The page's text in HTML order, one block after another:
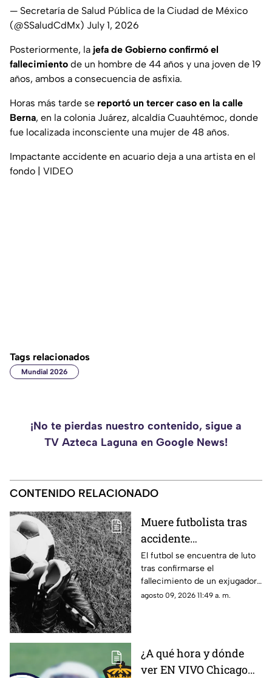
— Secretaría de Salud Pública de la Ciudad de México
(@SSaludCdMx) July 1, 2026
Posteriormente, la jefa de Gobierno confirmó el
fallecimiento de un hombre de 44 años y una joven de 19
años, ambos a consecuencia de asfixia.
Horas más tarde se reportó un tercer caso en la calle
Berna, en la colonia Juárez, alcaldía Cuauhtémoc, donde
fue localizada inconsciente una mujer de 48 años.
Impactante accidente en acuario deja a una artista en el
fondo | VIDEO
Tags relacionados
Mundial 2026
¡No te pierdas nuestro contenido, sigue a
TV Azteca Laguna en Google News!
CONTENIDO RELACIONADO
Muere futbolista tras
accidente
automovilístico junto a
su esposa
El futbol se encuentra de luto
tras confirmarse el
fallecimiento de un exjugador
que tuvo paso por importantes
agosto 09, 2026 11:49 a. m.
¿A qué hora y dónde
ver EN VIVO Chicago